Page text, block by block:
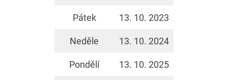
Pátek 13. 10. 2023
Neděle 13. 10. 2024
Pondělí 13. 10. 2025